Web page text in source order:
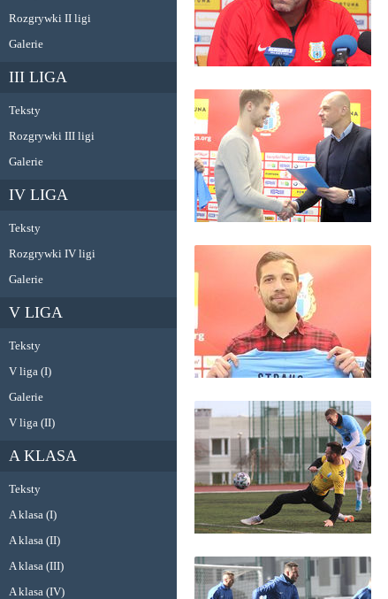
Rozgrywki II ligi
Galerie
III LIGA
Teksty
Rozgrywki III ligi
Galerie
IV LIGA
Teksty
Rozgrywki IV ligi
Galerie
V LIGA
Teksty
V liga (I)
Galerie
V liga (II)
A KLASA
Teksty
A klasa (I)
A klasa (II)
A klasa (III)
A klasa (IV)